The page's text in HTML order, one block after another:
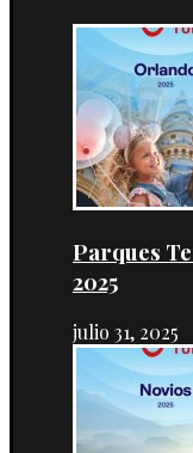
Parques
2025
julio 31, 2025